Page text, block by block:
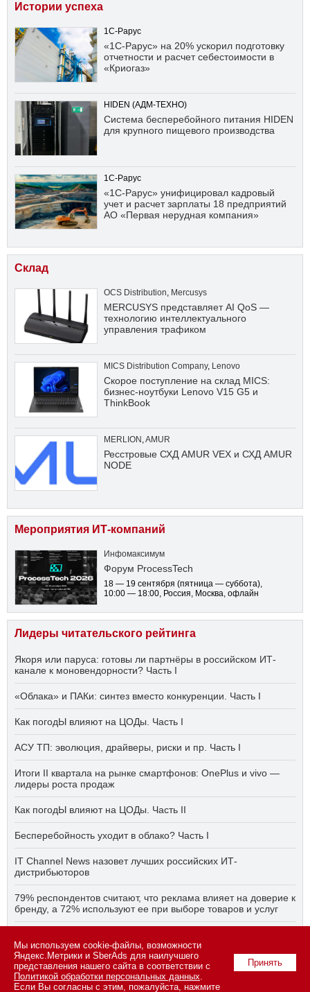
Истории успеха
1С-Рарус
«1С-Рарус» на 20% ускорил подготовку
отчетности и расчет себестоимости в
«Криогаз»
HIDEN (АДМ-ТЕХНО)
Система бесперебойного питания HIDEN
для крупного пищевого производства
1С-Рарус
«1С-Рарус» унифицировал кадровый
учет и расчет зарплаты 18 предприятий
АО «Первая нерудная компания»
Склад
OCS Distribution, Mercusys
MERCUSYS представляет AI QoS —
технологию интеллектуального
управления трафиком
MICS Distribution Company, Lenovo
Скорое поступление на склад MICS:
бизнес-ноутбуки Lenovo V15 G5 и
ThinkBook
MERLION ,AMUR
Ресстровые СХД AMUR VEX и СХД AMUR
NODE
Мероприятия ИТ-компаний
Инфомаксимум
Форум ProcessTech
18 — 19 сентября (пятница — суббота),
10:00 — 18:00, Россия, Москва, офлайн
Лидеры читательского рейтинга
Якоря или паруса: готовы ли партнёры в российском ИТ-
канале к моновендорности? Часть I
«Облака» и ПАКи: синтез вместо конкуренции. Часть I
Как погодЫ влияют на ЦОДы. Часть I
АСУ ТП: эволюция, драйверы, риски и пр. Часть I
Итоги II квартала на рынке смартфонов: OnePlus и vivo —
лидеры роста продаж
Как погодЫ влияют на ЦОДы. Часть II
Бесперебойность уходит в облако? Часть I
IT Channel News назовет лучших российских ИТ-
дистрибьюторов
79% респондентов считают, что реклама влияет на доверие к
бренду, а 72% используют ее при выборе товаров и услуг
ПО нужно всё сразу? Часть I
© 2026 ООО «СК ПРЕСС».Политика конфиденциальности
Принять
Мы используем cookie-файлы, возможности
Яндекс.Метрики и SberAds для наилучшего
представления нашего сайта в соответствии с
Политикой обработки персональных данных.
Если Вы согласны с этим, пожалуйста, нажмите